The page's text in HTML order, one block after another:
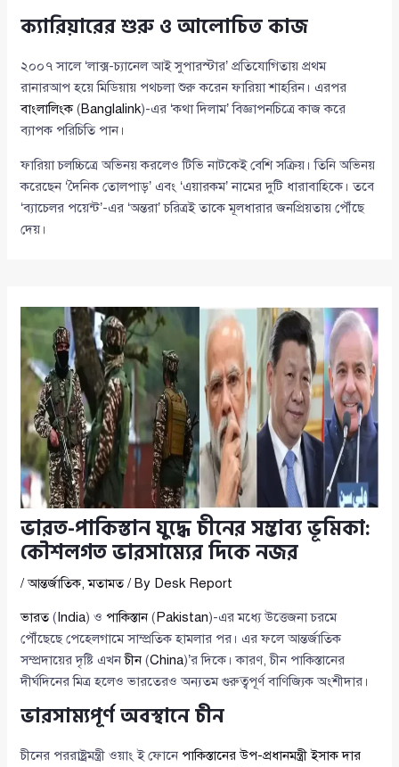
ক্যারিয়ারের শুরু ও আলোচিত কাজ
২০০৭ সালে ‘লাক্স-চ্যানেল আই সুপারস্টার’ প্রতিযোগিতায় প্রথম
রানারআপ হয়ে মিডিয়ায় পথচলা শুরু করেন ফারিয়া শাহরিন। এরপর
বাংলালিংক(Banglalink)-এর ‘কথা দিলাম’ বিজ্ঞাপনচিত্রে কাজ করে
ব্যাপক পরিচিতি পান।
ফারিয়া চলচ্চিত্রে অভিনয় করলেও টিভি নাটকেই বেশি সক্রিয়। তিনি অভিনয়
করেছেন ‘দৈনিক তোলপাড়’ এবং ‘এয়ারকম’ নামের দুটি ধারাবাহিকে। তবে
‘ব্যাচেলর পয়েন্ট’-এর ‘অন্তরা’ চরিত্রই তাকে মূলধারার জনপ্রিয়তায় পৌঁছে
দেয়।
ভারত-পাকিস্তান যুদ্ধে চীনের সম্ভাব্য ভূমিকা:
কৌশলগত ভারসাম্যের দিকে নজর
/আন্তর্জাতিক,মতামত/ By Desk Report
ভারত(India) ও পাকিস্তান(Pakistan)-এর মধ্যে উত্তেজনা চরমে
পৌঁছেছে পেহেলগামে সাম্প্রতিক হামলার পর। এর ফলে আন্তর্জাতিক
সম্প্রদায়ের দৃষ্টি এখনচীন(China)’র দিকে। কারণ, চীন পাকিস্তানের
দীর্ঘদিনের মিত্র হলেও ভারতেরও অন্যতম গুরুত্বপূর্ণ বাণিজ্যিক অংশীদার।
ভারসাম্যপূর্ণ অবস্থানে চীন
চীনের পররাষ্ট্রমন্ত্রী ওয়াং ই ফোনে পাকিস্তানের উপ-প্রধানমন্ত্রী ইসাক দার